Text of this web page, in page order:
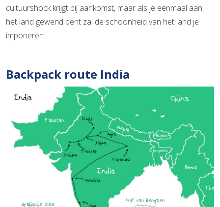
cultuurshock krijgt bij aankomst, maar als je eenmaal aan
het land gewend bent zal de schoonheid van het land je
imponeren.
Backpack route India